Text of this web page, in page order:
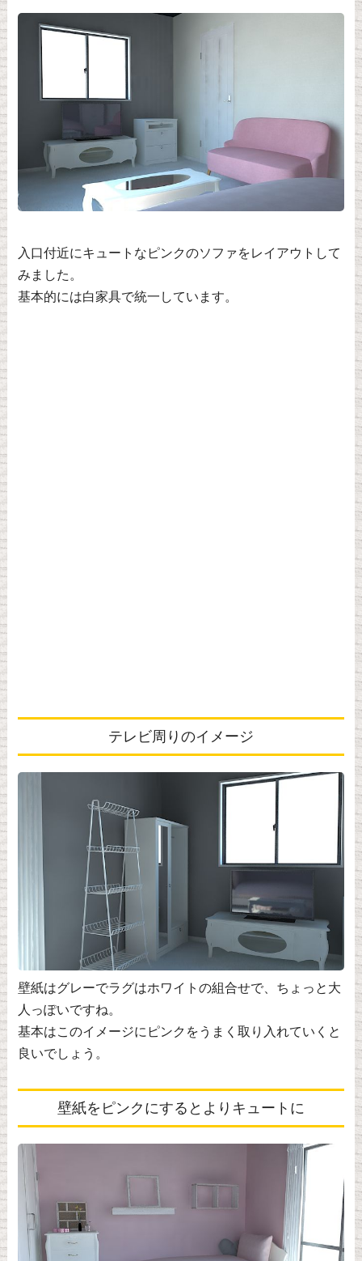
入口付近にキュートなピンクのソファをレイアウトして
みました。
基本的には白家具で統一しています。
テレビ周りのイメージ
壁紙はグレーでラグはホワイトの組合せで、ちょっと大
人っぽいですね。
基本はこのイメージにピンクをうまく取り入れていくと
良いでしょう。
壁紙をピンクにするとよりキュートに